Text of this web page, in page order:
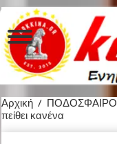
Αρχική / ΠΟΔΟΣΦΑΙΡΟ
πείθει κανένα